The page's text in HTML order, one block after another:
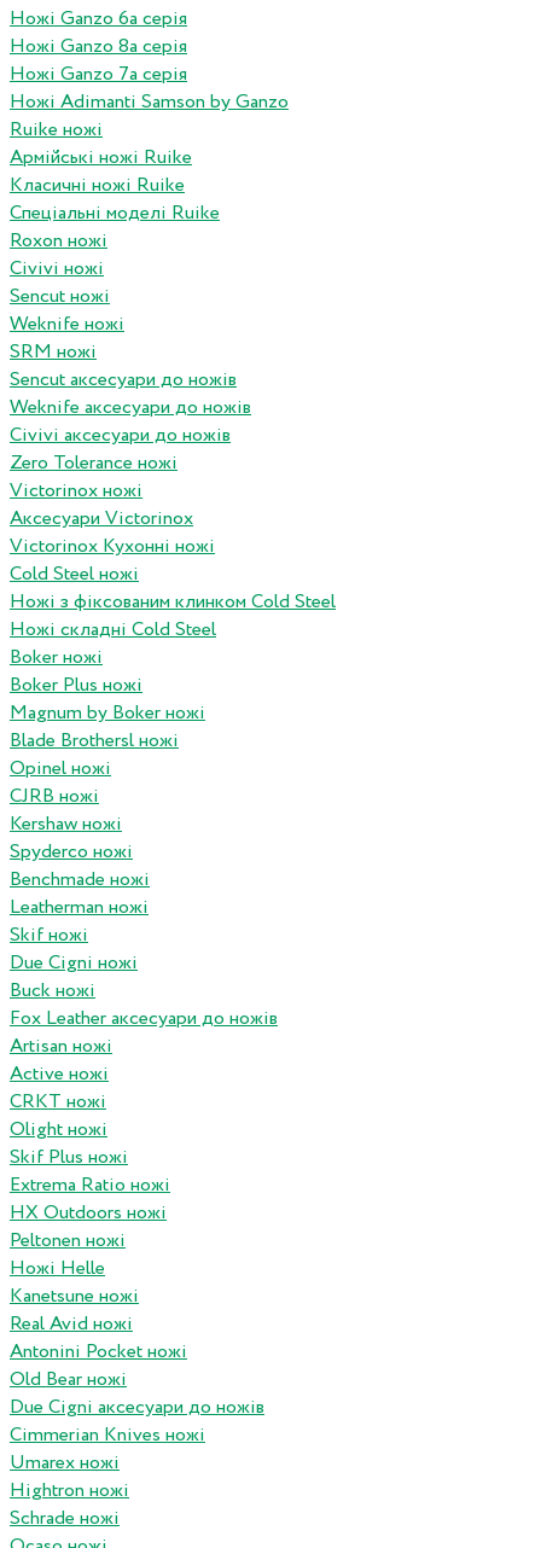
Ножі Ganzo 6а серія
Ножі Ganzo 8а серія
Ножі Ganzo 7а серія
Ножі Adimanti Samson by Ganzo
Ruike ножі
Армійські ножі Ruike
Класичні ножі Ruike
Спеціальні моделі Ruike
Roxon ножi
Civivi ножі
Sencut ножі
Weknife ножі
SRM ножі
Sencut аксесуари до ножів
Weknife аксесуари до ножів
Civivi аксесуари до ножів
Zero Tolerance ножі
Victorinox ножі
Аксесуари Victorinox
Victorinox Кухонні ножі
Cold Steel ножі
Ножі з фіксованим клинком Cold Steel
Ножі складні Cold Steel
Boker ножі
Boker Plus ножі
Magnum by Boker ножі
Blade Brothersl ножі
Opinel ножі
CJRB ножі
Kershaw ножі
Spyderco ножі
Benchmade ножі
Leatherman ножі
Skif ножі
Due Cigni ножі
Buck ножі
Fox Leather аксесуари до ножів
Artisan ножі
Active ножі
CRKT ножі
Olight ножі
Skif Plus ножі
Extrema Ratio ножі
HX Outdoors ножі
Peltonen ножі
Ножі Helle
Kanetsune ножі
Real Avid ножі
Antonini Pocket ножі
Old Bear ножі
Due Cigni аксесуари до ножів
Cimmerian Knives ножі
Umarex ножі
Hightron ножі
Schrade ножі